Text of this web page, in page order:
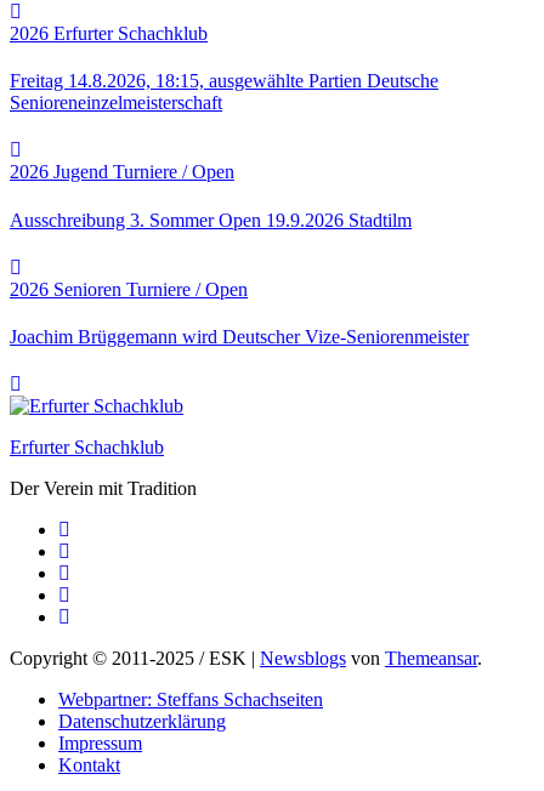
2026 Erfurter Schachklub
Freitag 14.8.2026, 18:15, ausgewählte Partien Deutsche
Senioreneinzelmeisterschaft
2026 Jugend Turniere / Open
Ausschreibung 3. Sommer Open 19.9.2026 Stadtilm
2026 Senioren Turniere / Open
Joachim Brüggemann wird Deutscher Vize-Seniorenmeister
Erfurter Schachklub
Der Verein mit Tradition
Copyright © 2011-2025 / ESK Newsblogs von Themeansar.
Webpartner: Steffans Schachseiten
Datenschutzerklärung
Impressum
Kontakt